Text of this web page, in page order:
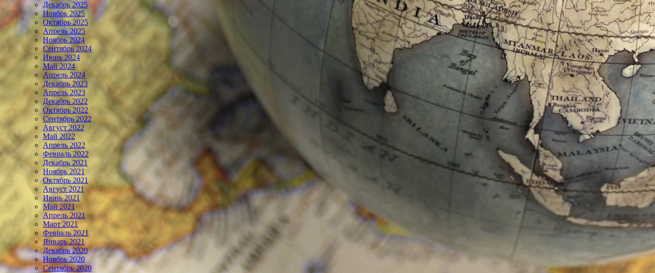
Декабрь 2025
Ноябрь 2025
Октябрь 2025
Апрель 2025
Ноябрь 2024
Сентябрь 2024
Июнь 2024
Май 2024
Апрель 2024
Декабрь 2023
Апрель 2023
Декабрь 2022
Октябрь 2022
Сентябрь 2022
Август 2022
Май 2022
Апрель 2022
Февраль 2022
Декабрь 2021
Ноябрь 2021
Октябрь 2021
Август 2021
Июнь 2021
Май 2021
Апрель 2021
Март 2021
Февраль 2021
Январь 2021
Декабрь 2020
Ноябрь 2020
Сентябрь 2020